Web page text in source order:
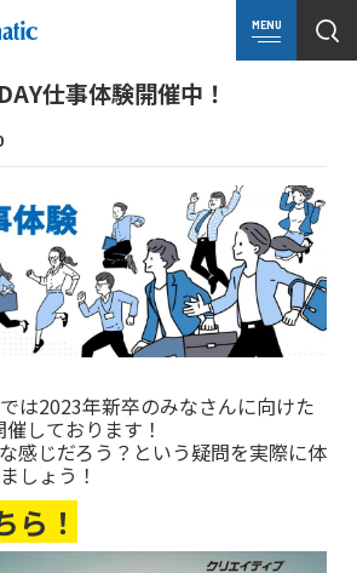
MENU
仕事体験開催中！
は2023年新卒のみなさんに向けた
催しております！
感じだろう？という疑問を実際に体
しょう！
ら！